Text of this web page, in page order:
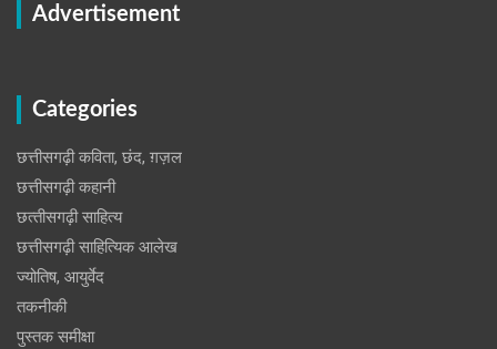
Advertisement
Categories
छत्तीसगढ़ी कविता, छंद, ग़ज़ल
छत्तीसगढ़ी कहानी
छत्‍तीसगढ़ी साहित्‍य
छत्तीसगढ़ी साहित्यिक आलेख
ज्योतिष, आयुर्वेद
तकनीकी
पुस्‍तक समीक्षा